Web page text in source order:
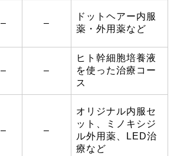
– –
ドットヘアー内服
薬・外用薬など
– –
ヒト幹細胞培養液
を使った治療コー
ス
– –
オリジナル内服セ
ット、ミノキシジ
ル外用薬、LED治
療など